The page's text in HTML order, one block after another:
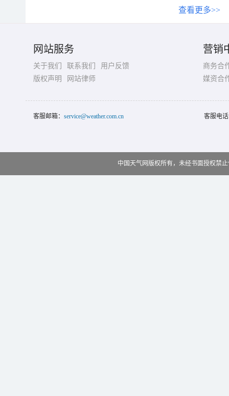
查看更多>>
网站服务
关于我们 联系我们
用户反馈
版权声明
网站律师
营销
商务合
媒资合
客服邮箱： service@weather.com.cn 客服电
中国天气网版权所有，未经书面授权